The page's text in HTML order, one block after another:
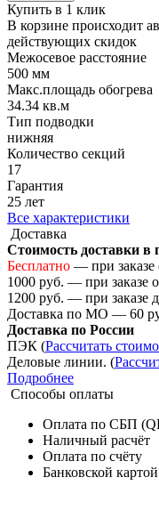
Купить в 1 клик
В корзине происходит
действующих скидок
Межосевое расстояние
500 мм
Макс.площадь обогрева
34.34 кв.м
Тип подводки
нижняя
Количество cекций
17
Гарантия
25 лет
Все характеристики
Доставка
Стоимость доставки
Бесплатно — при заказе
1000 руб. — при заказе
1200 руб. — при заказе
Доставка по МО — 60
Доставка по России
ПЭК (Рассчитать
Деловые линии. (
Подробнее
Способы оплаты
Оплата по СБП
Наличный расчёт
Оплата по счёту
Банковской